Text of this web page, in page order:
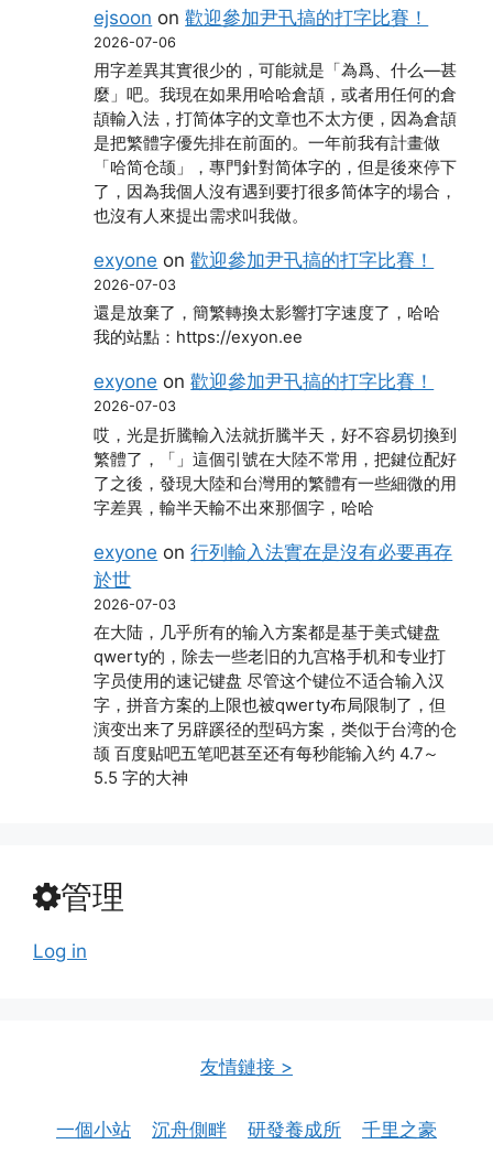
ejsoon on歡迎參加尹卂搞的打字比賽！
2026-07-06
用字差異其實很少的，可能就是「為爲、什么―甚
麼」吧。我現在如果用哈哈倉頡，或者用任何的倉
頡輸入法，打简体字的文章也不太方便，因為倉頡
是把繁體字優先排在前面的。一年前我有計畫做
「哈简仓颉」，專門針對简体字的，但是後來停下
了，因為我個人沒有遇到要打很多简体字的場合，
也沒有人來提出需求叫我做。
exyone on歡迎參加尹卂搞的打字比賽！
2026-07-03
還是放棄了，簡繁轉換太影響打字速度了，哈哈
我的站點：https://exyon.ee
exyone on歡迎參加尹卂搞的打字比賽！
2026-07-03
哎，光是折騰輸入法就折騰半天，好不容易切換到
繁體了，「」這個引號在大陸不常用，把鍵位配好
了之後，發現大陸和台灣用的繁體有一些細微的用
字差異，輸半天輸不出來那個字，哈哈
exyone on行列輸入法實在是沒有必要再存
於世
2026-07-03
在大陆，几乎所有的输入方案都是基于美式键盘
qwerty的，除去一些老旧的九宫格手机和专业打
字员使用的速记键盘 尽管这个键位不适合输入汉
字，拼音方案的上限也被qwerty布局限制了，但
演变出来了另辟蹊径的型码方案，类似于台湾的仓
颉 百度贴吧五笔吧甚至还有每秒能输入约 4.7～
5.5 字的大神
管理
Log in
友情鏈接 >
一個小站 沉舟側畔 研發養成所 千里之豪